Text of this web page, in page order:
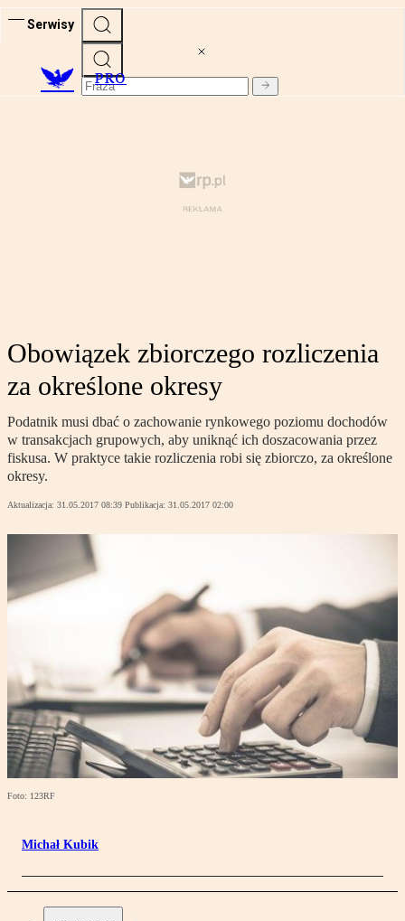
Serwisy
PRO
Obowiązek zbiorczego rozliczenia
za określone okresy
Podatnik musi dbać o zachowanie rynkowego poziomu dochodów
w transakcjach grupowych, aby uniknąć ich doszacowania przez
fiskusa. W praktyce takie rozliczenia robi się zbiorczo, za określone
okresy.
Aktualizacja: 31.05.2017 08:39 Publikacja: 31.05.2017 02:00
Foto: 123RF
Michał Kubik